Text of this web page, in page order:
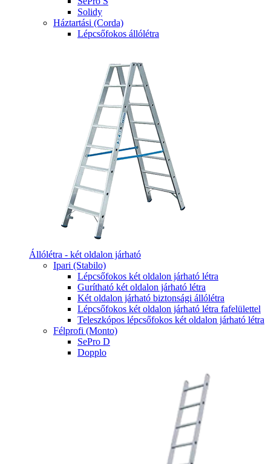
Solidy
Háztartási (Corda)
Lépcsőfokos állólétra
Állólétra - két oldalon járható
Ipari (Stabilo)
Lépcsőfokos két oldalon járható létra
Gurítható két oldalon járható létra
Két oldalon járható biztonsági állólétra
Lépcsőfokos két oldalon járható létra fafelülettel
Teleszkópos lépcsőfokos két oldalon járható létra
Félprofi (Monto)
SePro D
Dopplo